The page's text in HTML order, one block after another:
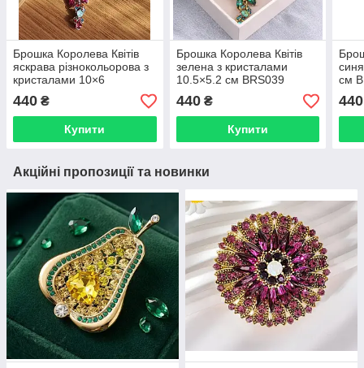
Брошка Королева Квітів
яскрава різнокольорова з
кристалами 10×6
см BRS026
440 ₴
Купити
Брошка Королева Квітів
зелена з кристалами
10.5×5.2 см BRS039
440₴
Купити
см
440
Акційні пропозиції та новинки